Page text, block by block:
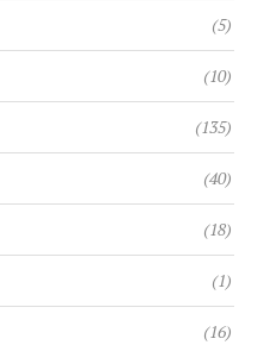
(5)
(10)
(135)
(40)
(18)
(1)
(16)